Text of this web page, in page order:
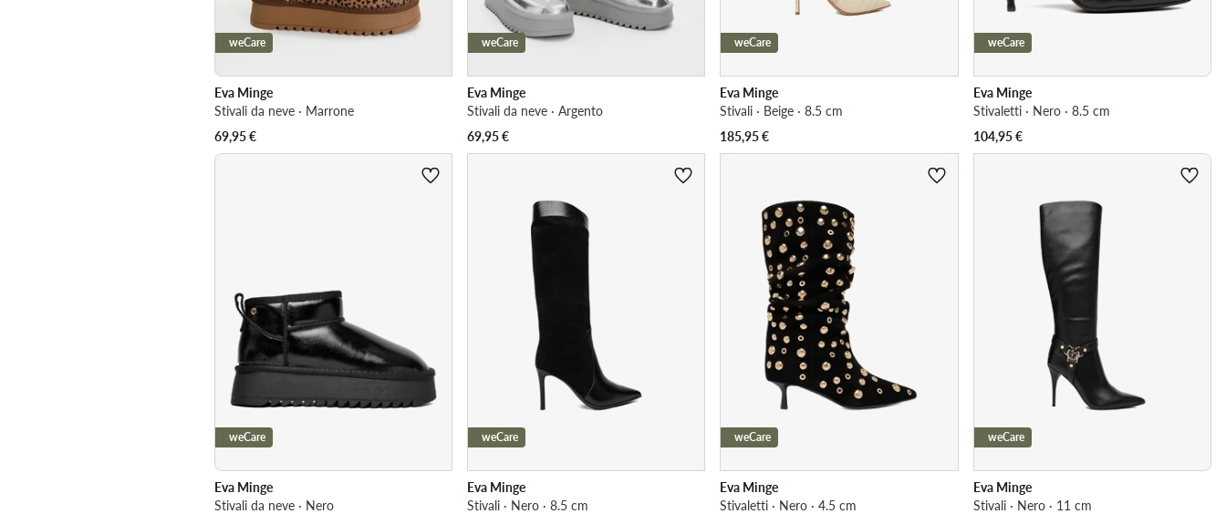
weCare
Eva Minge
Stivali da neve · Marrone
69,95€
weCare
Eva Minge
Stivali da neve · Argento
69,95€
weCare
Eva Minge
Stivali · Beige · 8.5 cm
185,95€
weCare
Eva Minge
Stivaletti · Nero · 8.5 cm
104,95€
weCare
Eva Minge
Stivali da neve · Nero
weCare
Eva Minge
Stivali · Nero · 8.5 cm
weCare
Eva Minge
Stivaletti · Nero · 4.5 cm
weCare
Eva Minge
Stivali · Nero · 11 cm